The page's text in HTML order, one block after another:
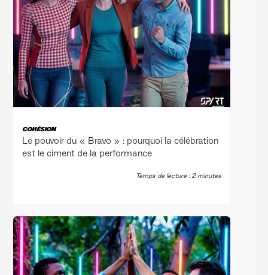
COHÉSION
Le pouvoir du « Bravo » : pourquoi la célébration
est le ciment de la performance
Temps de lecture : 2 minutes